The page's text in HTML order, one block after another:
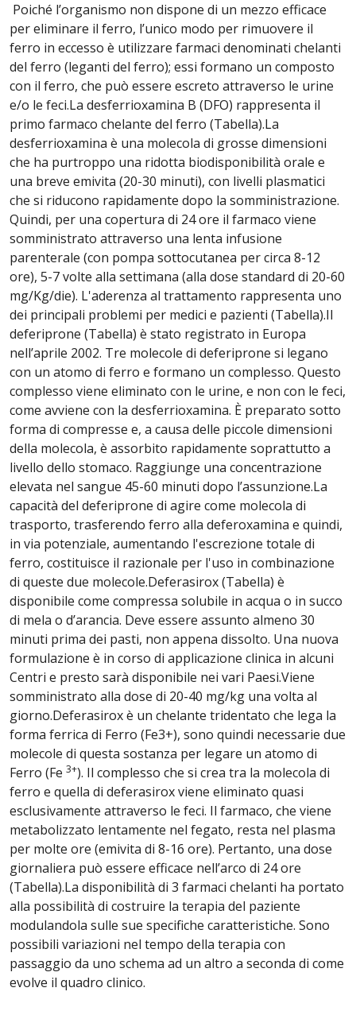
Poiché lʼorganismo non dispone di un mezzo efficace
per eliminare il ferro, lʼunico modo per rimuovere il
ferro in eccesso è utilizzare farmaci denominati chelanti
del ferro (leganti del ferro); essi formano un composto
con il ferro, che può essere escreto attraverso le urine
e/o le feci.La desferrioxamina B (DFO) rappresenta il
primo farmaco chelante del ferro (Tabella).La
desferrioxamina è una molecola di grosse dimensioni
che ha purtroppo una ridotta biodisponibilità orale e
una breve emivita (20-30 minuti), con livelli plasmatici
che si riducono rapidamente dopo la somministrazione.
Quindi, per una copertura di 24 ore il farmaco viene
somministrato attraverso una lenta infusione
parenterale (con pompa sottocutanea per circa 8-12
ore), 5-7 volte alla settimana (alla dose standard di 20-60
mg/Kg/die). L'aderenza al trattamento rappresenta uno
dei principali problemi per medici e pazienti (Tabella).Il
deferiprone (Tabella) è stato registrato in Europa
nellʼaprile 2002. Tre molecole di deferiprone si legano
con un atomo di ferro e formano un complesso. Questo
complesso viene eliminato con le urine, e non con le feci,
come avviene con la desferrioxamina. È preparato sotto
forma di compresse e, a causa delle piccole dimensioni
della molecola, è assorbito rapidamente soprattutto a
livello dello stomaco. Raggiunge una concentrazione
elevata nel sangue 45-60 minuti dopo lʼassunzione.La
capacità del deferiprone di agire come molecola di
trasporto, trasferendo ferro alla deferoxamina e quindi,
in via potenziale, aumentando l'escrezione totale di
ferro, costituisce il razionale per l'uso in combinazione
di queste due molecole.Deferasirox (Tabella) è
disponibile come compressa solubile in acqua o in succo
di mela o dʼarancia. Deve essere assunto almeno 30
minuti prima dei pasti, non appena dissolto. Una nuova
formulazione è in corso di applicazione clinica in alcuni
Centri e presto sarà disponibile nei vari Paesi.Viene
somministrato alla dose di 20-40 mg/kg una volta al
giorno.Deferasirox è un chelante tridentato che lega la
forma ferrica di Ferro (Fe3+), sono quindi necessarie due
molecole di questa sostanza per legare un atomo di
Ferro (Fe 3+). Il complesso che si crea tra la molecola di
ferro e quella di deferasirox viene eliminato quasi
esclusivamente attraverso le feci. Il farmaco, che viene
metabolizzato lentamente nel fegato, resta nel plasma
per molte ore (emivita di 8-16 ore). Pertanto, una dose
giornaliera può essere efficace nellʼarco di 24 ore
(Tabella).La disponibilità di 3 farmaci chelanti ha portato
alla possibilità di costruire la terapia del paziente
modulandola sulle sue specifiche caratteristiche. Sono
possibili variazioni nel tempo della terapia con
passaggio da uno schema ad un altro a seconda di come
evolve il quadro clinico.